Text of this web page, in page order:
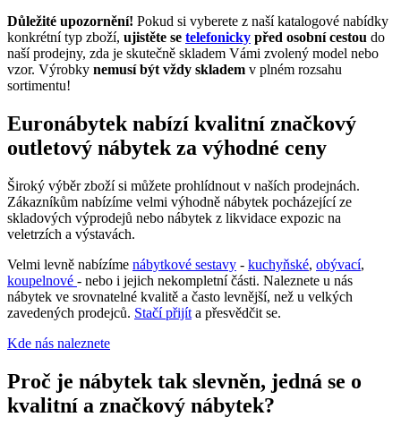
Důležité upozornění! Pokud si vyberete z naší katalogové nabídky
konkrétní typ zboží, ujistěte se telefonicky před osobní cestou do
naší prodejny, zda je skutečně skladem Vámi zvolený model nebo
vzor. Výrobky nemusí být vždy skladem v plném rozsahu
sortimentu!
Euronábytek nabízí kvalitní značkový
outletový nábytek za výhodné ceny
Široký výběr zboží si můžete prohlídnout v naších prodejnách.
Zákazníkům nabízíme velmi výhodně nábytek pocházející ze
skladových výprodejů nebo nábytek z likvidace expozic na
veletrzích a výstavách.
Velmi levně nabízíme nábytkové sestavy - kuchyňské, obývací,
koupelnové - nebo i jejich nekompletní části. Naleznete u nás
nábytek ve srovnatelné kvalitě a často levnější, než u velkých
zavedených prodejců. Stačí přijít a přesvědčit se.
Kde nás naleznete
Proč je nábytek tak slevněn, jedná se o
kvalitní a značkový nábytek?